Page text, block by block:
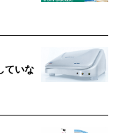
ていな